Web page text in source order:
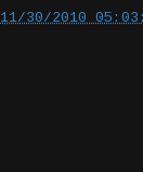
11/30/2010